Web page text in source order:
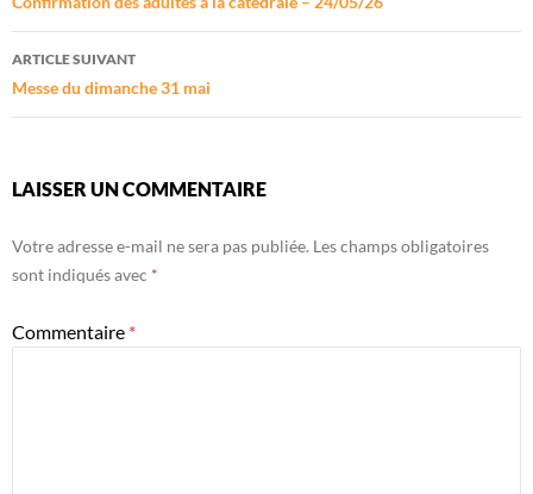
articles
ARTICLE SUIVANT
Messe du dimanche 31 mai
LAISSER UN COMMENTAIRE
Votre adresse e-mail ne sera pas publiée. Les champs obligatoires
sont indiqués avec *
Commentaire *